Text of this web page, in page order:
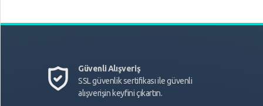
Güvenli Alışveriş
SSL güvenlik sertifikası ile güvenli
alışverişin keyfini çıkartın.